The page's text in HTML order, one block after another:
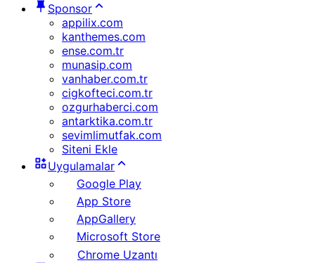
Sponsor
appilix.com
kanthemes.com
ense.com.tr
munasip.com
vanhaber.com.tr
cigkofteci.com.tr
ozgurhaberci.com
antarktika.com.tr
sevimlimutfak.com
Siteni Ekle
Uygulamalar
Google Play
App Store
AppGallery
Microsoft Store
Chrome Uzantı